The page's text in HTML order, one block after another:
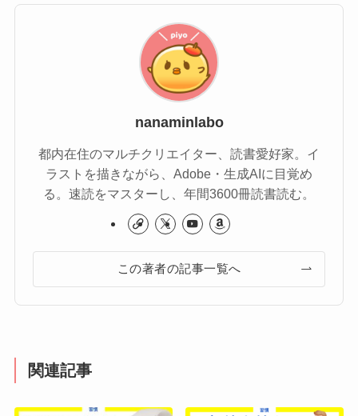
nanaminlabo
都内在住のマルチクリエイター、読書愛好家。イ
ラストを描きながら、Adobe・生成AIに目覚め
る。速読をマスターし、年間3600冊読書読む。
この著者の記事一覧へ
関連記事